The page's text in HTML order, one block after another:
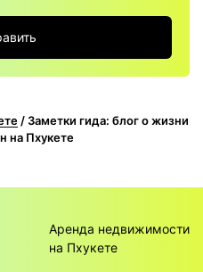
/ Заметки гида: блог о жизни
на Пхукете
Аренда недвижимости
на Пхукете